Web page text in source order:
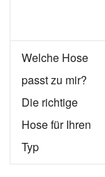
Welche Hose
passt zu mir?
Die richtige
Hose für Ihren
Typ